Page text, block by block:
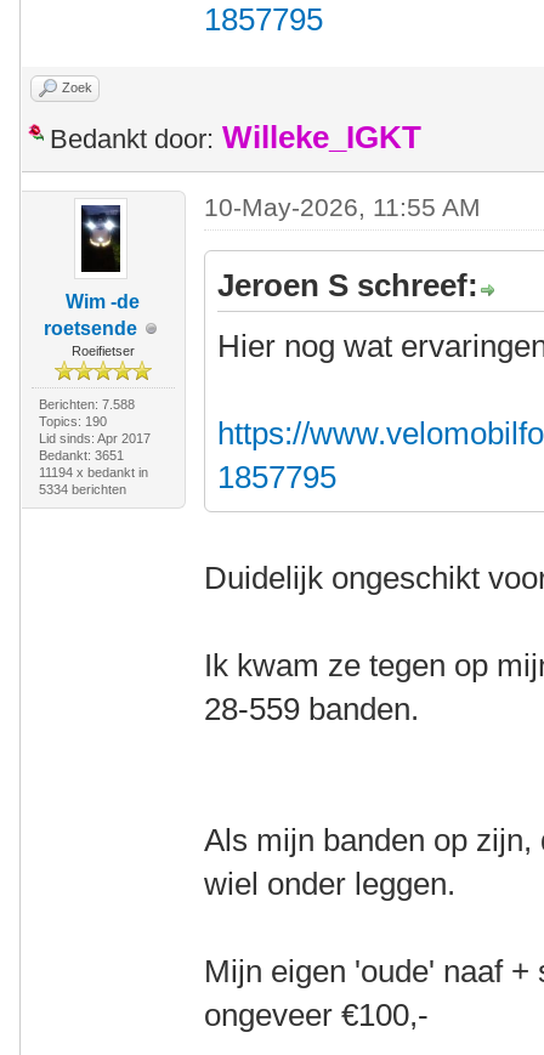
1857795
Zoek
Bedankt door: Willeke_IGKT
Wim -de
roetsende
Roeifietser
Berichten: 7.588
Topics: 190
Lid sinds: Apr 2017
Bedankt: 3651
11194 x bedankt in
5334 berichten
10-May-2026, 11:55 AM
Jeroen S schreef:
Hier nog wat
https://
1857795
Duidelijk ongeschikt
Ik kwam ze tegen op
28-559 banden.
Als mijn banden op
wiel onder leggen.
Mijn eigen 'oude' naaf
ongeveer €100,-